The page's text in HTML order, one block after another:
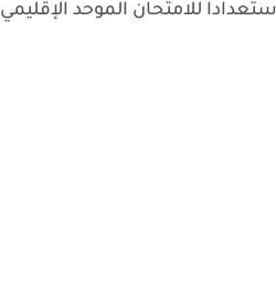
للامتحان الموحد الإقليمي